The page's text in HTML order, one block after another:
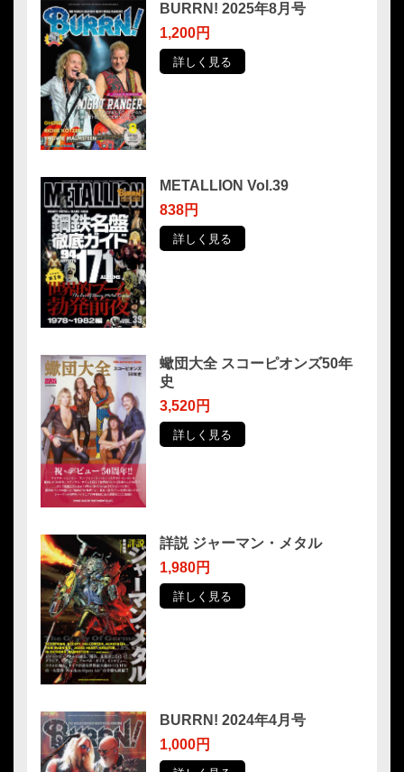
BURRN! 2025年8月号
1,200円
詳しく見る
METALLION Vol.39
838円
詳しく見る
蠍団大全 スコーピオンズ50年
史
3,520円
詳しく見る
詳説 ジャーマン・メタル
1,980円
詳しく見る
BURRN! 2024年4月号
1,000円